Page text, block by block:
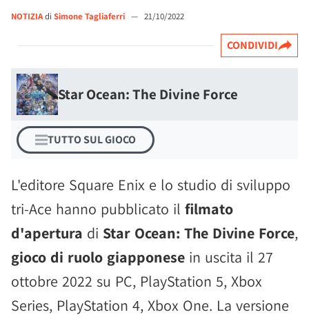
NOTIZIAdi Simone Tagliaferri — 21/10/2022
CONDIVIDI
Star Ocean: The Divine Force
TUTTO SUL GIOCO
L'editore Square Enix e lo studio di sviluppo
tri-Ace hanno pubblicato il filmato
d'apertura di Star Ocean: The Divine Force,
gioco di ruolo giapponese in uscita il 27
ottobre 2022 su PC, PlayStation 5, Xbox
Series, PlayStation 4, Xbox One. La versione